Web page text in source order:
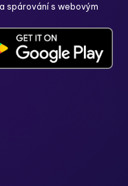
spárování s webovým